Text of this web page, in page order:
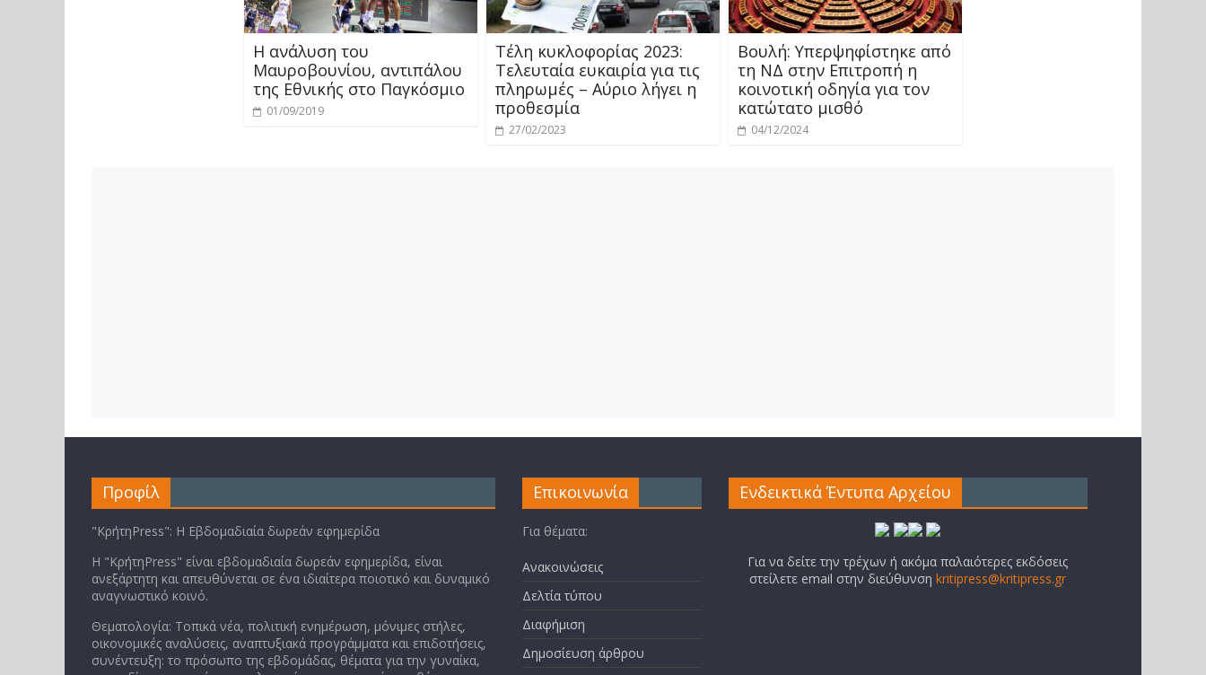
Η ανάλυση του
Μαυροβουνίου, αντιπάλου
της Εθνικής στο Παγκόσμιο
01/09/2019
Τέλη κυκλοφορίας 2023:
Τελευταία ευκαιρία για τις
πληρωμές – Αύριο λήγει η
προθεσμία
27/02/2023
Βουλή: Υπερψηφίστηκε από
τη ΝΔ στην Επιτροπή η
κοινοτική οδηγία για τον
κατώτατο μισθό
04/12/2024
Προφίλ
"ΚρήτηPress": Η Εβδομαδιαία δωρεάν εφημερίδα
Η "ΚρήτηPress" είναι εβδομαδιαία δωρεάν εφημερίδα, είναι
ανεξάρτητη και απευθύνεται σε ένα ιδιαίτερα ποιοτικό και δυναμικό
αναγνωστικό κοινό.
Θεματολογία: Τοπικά νέα, πολιτική ενημέρωση, μόνιμες στήλες,
οικονομικές αναλύσεις, αναπτυξιακά προγράμματα και επιδοτήσεις,
συνέντευξη: το πρόσωπο της εβδομάδας, θέματα για την γυναίκα,
Επικοινωνία
Για θέματα:
Ανακοινώσεις
Δελτία τύπου
Διαφήμιση
Δημοσίευση άρθρου
Ενδεικτικά Έντυπα Αρχείου
Για να δείτε την τρέχων ή ακόμα παλαιότερες εκδόσεις
στείλετε email στην διεύθυνσηkritipress@kritipress.gr